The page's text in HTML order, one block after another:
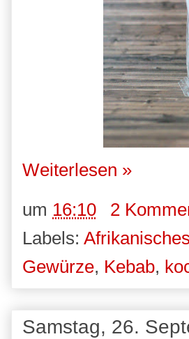
Weiterlesen »
um 16:10
2
Labels:
Gewürze, Kebab,
Samstag, 26.